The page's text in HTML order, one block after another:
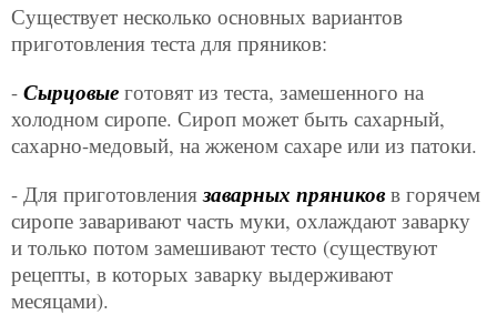
Существует несколько основных вариантов
приготовления теста для пряников:
- Сырцовые готовят из теста, замешенного на
холодном сиропе. Сироп может быть сахарный,
сахарно-медовый, на жженом сахаре или из патоки.
- Для приготовлениязаварных пряников в горячем
сиропе заваривают часть муки, охлаждают заварку
и только потом замешивают тесто (существуют
рецепты, в которых заварку выдерживают
месяцами).